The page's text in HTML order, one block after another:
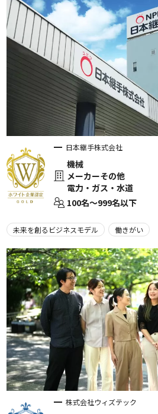
日本継手株式会社
機械
メーカーその他
電力・ガス・水道
100名〜999名以下
未来を創るビジネスモデル 働きがい
株式会社ウィズテック